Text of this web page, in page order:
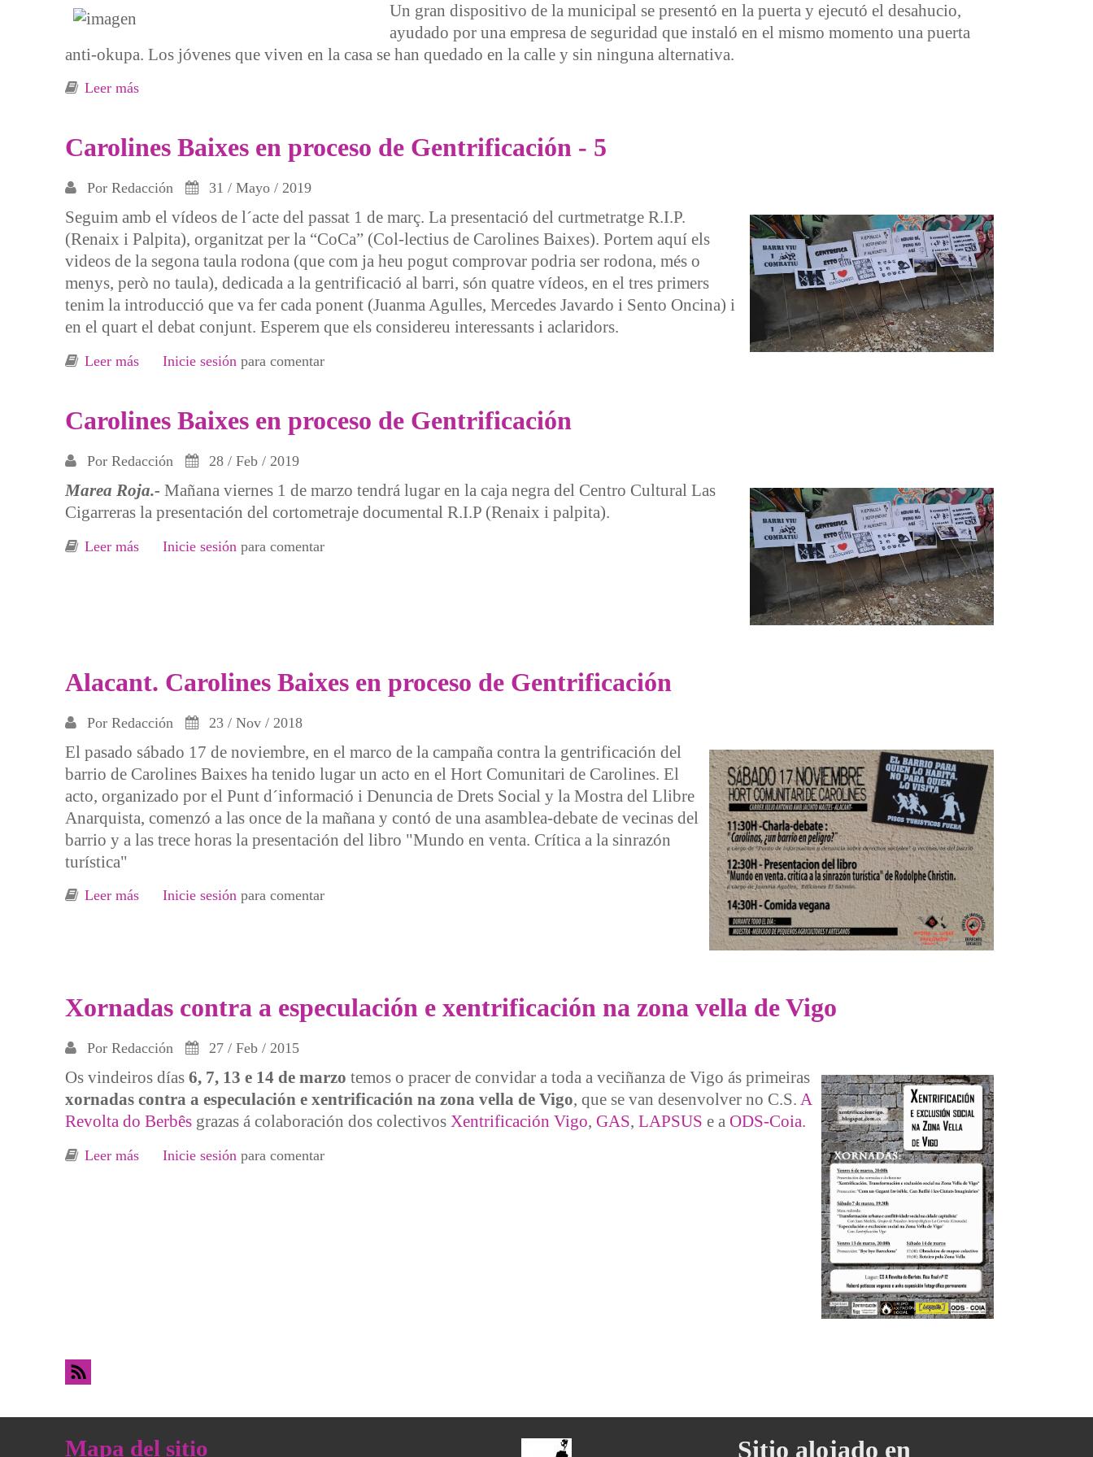
Un gran dispositivo de la municipal se presentó en la puerta y ejecutó el desahucio,
ayudado por una empresa de seguridad que instaló en el mismo momento una puerta
anti-okupa. Los jóvenes que viven en la casa se han quedado en la calle y sin ninguna alternativa.
Leer más
Carolines Baixes en proceso de Gentrificación - 5
Por Redacción 31 / Mayo / 2019
Seguim amb el vídeos de l´acte del passat 1 de març. La presentació del curtmetratge R.I.P.
(Renaix i Palpita), organitzat per la “CoCa” (Col-lectius de Carolines Baixes). Portem aquí els
videos de la segona taula rodona (que com ja heu pogut comprovar podria ser rodona, més o
menys, però no taula), dedicada a la gentrificació al barri, són quatre vídeos, en el tres primers
tenim la introducció que va fer cada ponent (Juanma Agulles, Mercedes Javardo i Sento Oncina) i
en el quart el debat conjunt. Esperem que els considereu interessants i aclaridors.
Leer más sobre Carolines Baixes en proceso de Gentrificación - 5
Inicie sesiónpara comentar
Carolines Baixes en proceso de Gentrificación
Por Redacción 28 / Feb / 2019
Marea Roja.- Mañana viernes 1 de marzo tendrá lugar en la caja negra del Centro Cultural Las
Cigarreras la presentación del cortometraje documental R.I.P (Renaix i palpita).
Leer más sobre Carolines Baixes en proceso de Gentrificación
Inicie sesiónpara comentar
Alacant. Carolines Baixes en proceso de Gentrificación
Por Redacción 23 / Nov / 2018
El pasado sábado 17 de noviembre, en el marco de la campaña contra la gentrificación del
barrio de Carolines Baixes ha tenido lugar un acto en el Hort Comunitari de Carolines. El
acto, organizado por el Punt d´informació i Denuncia de Drets Social y la Mostra del Llibre
Anarquista, comenzó a las once de la mañana y contó de una asamblea-debate de vecinas del
barrio y a las trece horas la presentación del libro "Mundo en venta. Crítica a la sinrazón
turística"
Leer más sobre Alacant. Carolines Baixes en proceso de Gentrificación
Inicie sesiónpara comentar
Xornadas contra a especulación e xentrificación na zona vella de Vigo
Por Redacción 27 / Feb / 2015
Os vindeiros días 6, 7, 13 e 14 de marzo temos o pracer de convidar a toda a veciñanza de Vigo ás primeiras
xornadas contra a especulación e xentrificación na zona vella de Vigo, que se van desenvolver no C.S. A
Revolta do Berbês grazas á colaboración dos colectivos Xentrificación Vigo, GAS, LAPSUS e a ODS-Coia.
Leer más sobre Xornadas contra a especulación e xentrificación na zona vella de Vigo
Inicie sesión para comentar
Mapa del sitio Sitio alojado en